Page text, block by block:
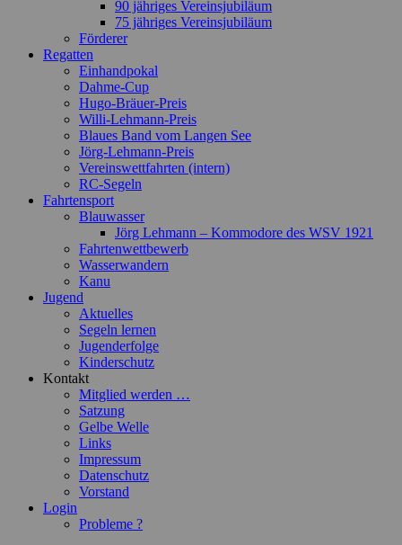
90 jähriges Vereinsjubiläum
75 jähriges Vereinsjubiläum
Förderer
Regatten
Einhandpokal
Dahme-Cup
Hugo-Bräuer-Preis
Willi-Lehmann-Preis
Blaues Band vom Langen See
Jörg-Lehmann-Preis
Vereinswettfahrten (intern)
RC-Segeln
Fahrtensport
Blauwasser
Jörg Lehmann – Kommodore des WSV 1921
Fahrtenwettbewerb
Wasserwandern
Kanu
Jugend
Aktuelles
Segeln lernen
Jugenderfolge
Kinderschutz
Kontakt
Mitglied werden …
Satzung
Gelbe Welle
Links
Impressum
Datenschutz
Vorstand
Login
Probleme ?